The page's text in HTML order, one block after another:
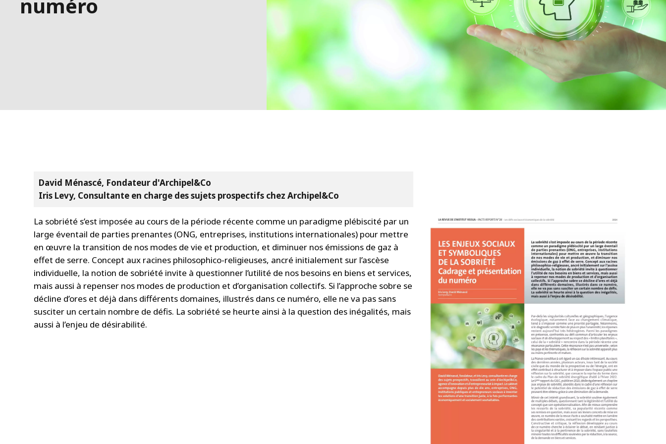
WATER TECHNOLOGIES
numéro
David Ménascé, Fondateur d'Archipel&Co
Iris Levy, Consultante en charge des sujets prospectifs chez Archipel&Co
La sobriété s’est imposée au cours de la période récente comme un paradigme plébiscité par un
large éventail de parties prenantes (ONG, entreprises, institutions internationales) pour mettre
en œuvre la transition de nos modes de vie et production, et diminuer nos émissions de gaz à
effet de serre. Concept aux racines philosophico-religieuses, ancré initialement sur l’ascèse
individuelle, la notion de sobriété invite à questionner l’utilité de nos besoins en biens et services,
mais aussi à repenser nos modes de production et d’organisation collectifs. Si l’approche sobre se
décline d’ores et déjà dans différents domaines, illustrés dans ce numéro, elle ne va pas sans
susciter un certain nombre de défis. La sobriété se heurte ainsi à la question des inégalités, mais
aussi à l’enjeu de désirabilité.